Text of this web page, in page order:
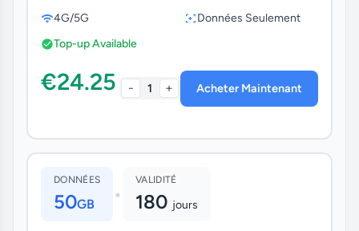
4G/5G
Données Seulement
Top-up Available
€24.25 - 1 + Acheter Maintenant
DONNÉES
50GB •
VALIDITÉ
180 jours